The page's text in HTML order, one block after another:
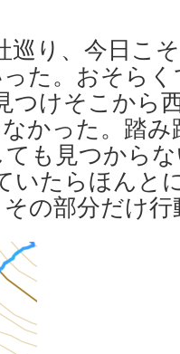
巡り、今日こ
た。おそら
つけそこから
かった。踏
も見つから
いたらほんと
の部分だけ